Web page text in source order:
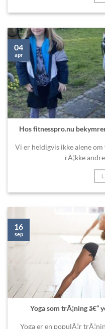
Hos fitnesspro.nu
Vi er heldigvis ikke alene om
rÃ¦kke
04
apr
Yoga som trÃ¦ning â€“
Yoga er en populÃ¦r
16
sep